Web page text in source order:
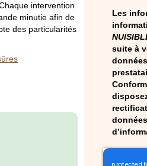
intervention
minutie afin de
des particularités
Les
suite à